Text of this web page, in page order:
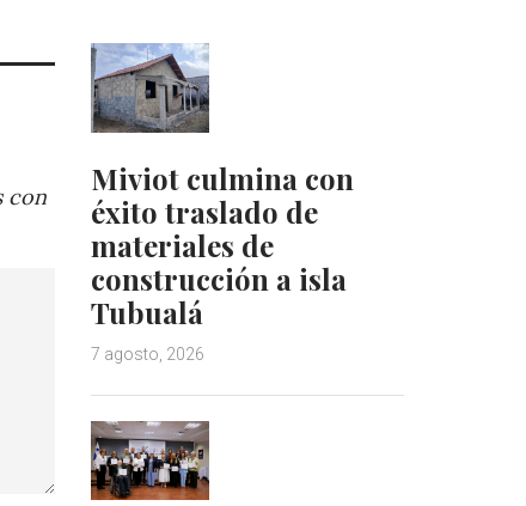
con
Miviot culmina con
éxito traslado de
materiales de
construcción a isla
Tubualá
7 agosto, 2026